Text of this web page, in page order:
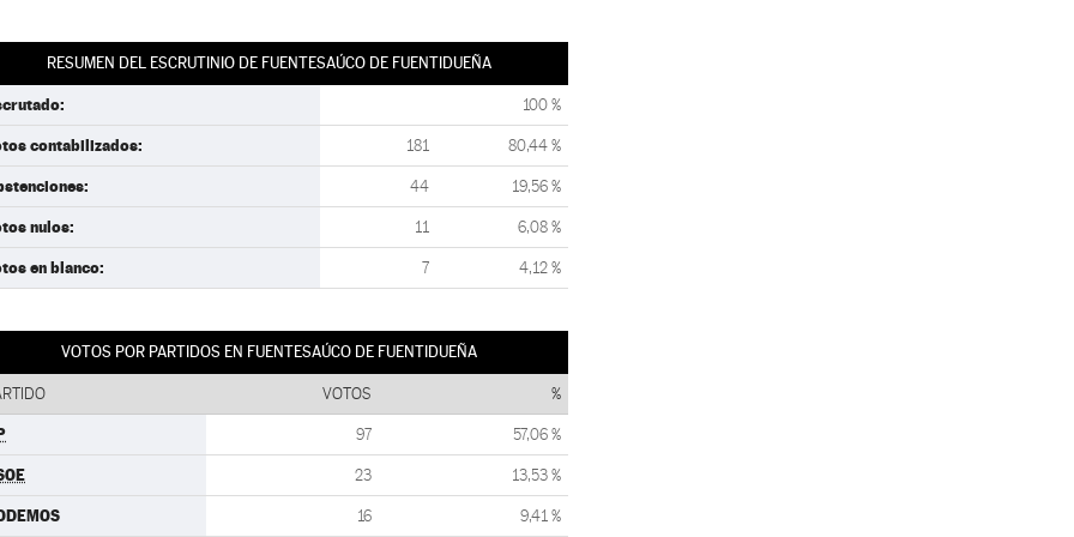
RESUMEN DEL ESCRUTINIO DE FUENTESAÚCO DE FUENTIDUEÑA
100 %
contabilizados: 181 80,44 %
44 19,56 %
nulos: 11 6,08 %
en blanco: 7 4,12 %
VOTOS POR PARTIDOS EN FUENTESAÚCO DE FUENTIDUEÑA
VOTOS %
97 57,06 %
23 13,53 %
16 9,41 %